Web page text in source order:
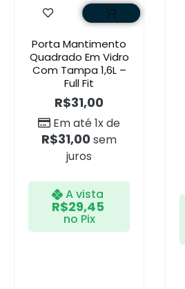
Porta Mantimento
Quadrado Em Vidro
Com Tampa 1,6L –
Full Fit
R$31,00
Em até 1x de
R$31,00 sem
juros
A vista
R$29,45
no Pix